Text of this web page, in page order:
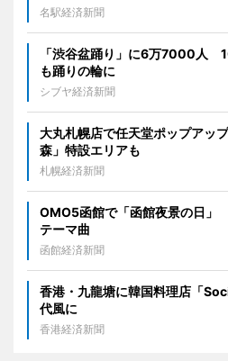
名駅経済新聞
「渋谷盆踊り」に6万7000人
も踊りの輪に
シブヤ経済新聞
大丸札幌店で任天堂ポップアッ
森」特設エリアも
札幌経済新聞
OMO5函館で「函館夜景の日」
テーマ曲
函館経済新聞
香港・九龍塘に韓国料理店「
代風に
香港経済新聞